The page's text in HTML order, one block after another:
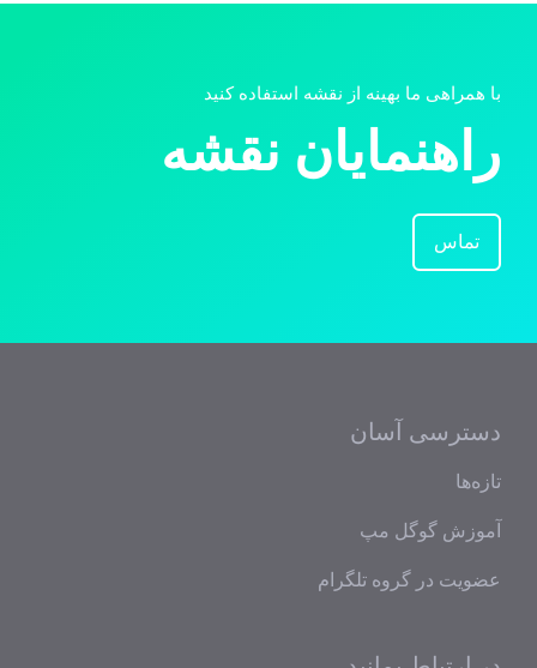
با همراهی ما بهینه از نقشه استفاده کنید
راهنمایان نقشه
تماس
دسترسی آسان
تازه‌ها
آموزش گوگل مپ
عضویت در گروه تلگرام